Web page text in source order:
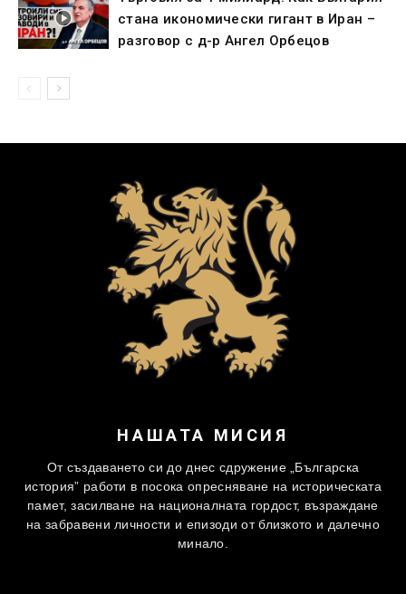
стана икономически гигант в Иран –
разговор с д-р Ангел Орбецов
НАШАТА МИСИЯ
От създаването си до днес сдружение „Българска
история” работи в посока опресняване на историческата
памет, засилване на националната гордост, възраждане
на забравени личности и епизоди от близкото и далечно
минало.